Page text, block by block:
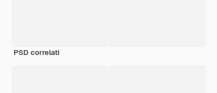
PSD correlati